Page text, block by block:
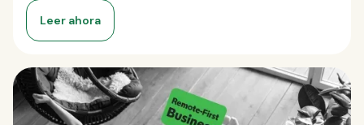
Leer ahora